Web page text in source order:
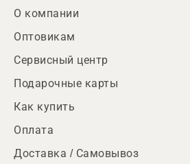
О компании
Оптовикам
Сервисный центр
Подарочные карты
Как купить
Оплата
Доставка / Самовывоз